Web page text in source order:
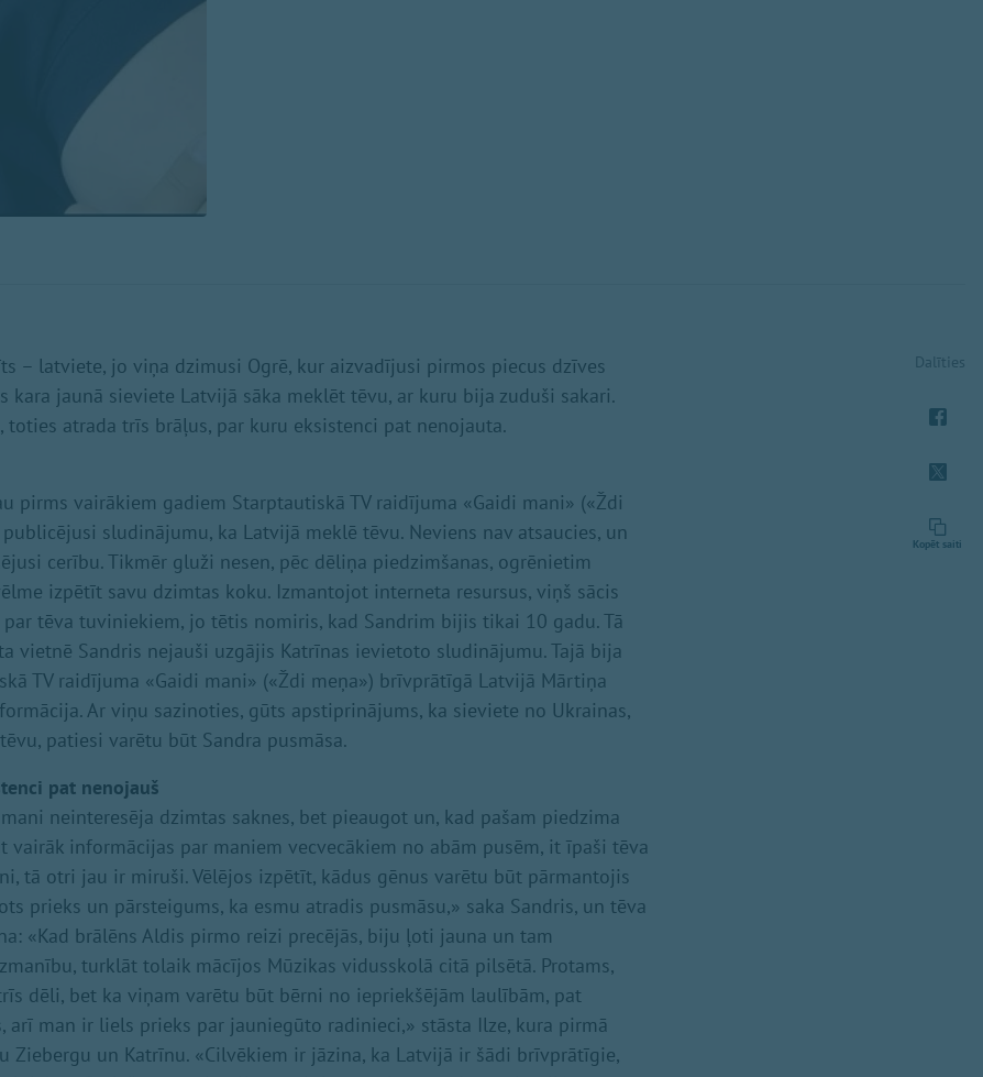
– latviete, jo viņa dzimusi Ogrē, kur aizvadījusi pirmos piecus dzīves
kara jaunā sieviete Latvijā sāka meklēt tēvu, ar kuru bija zuduši sakari.
toties atrada trīs brāļus, par kuru eksistenci pat nenojauta.
pirms vairākiem gadiem Starptautiskā TV raidījuma «Gaidi mani» («Ždi
sludinājumu, ka Latvijā meklē tēvu. Neviens nav atsaucies, un
cerību. Tikmēr gluži nesen, pēc dēliņa piedzimšanas, ogrēnietim
izpētīt savu dzimtas koku. Izmantojot interneta resursus, viņš sācis
tēva tuviniekiem, jo tētis nomiris, kad Sandrim bijis tikai 10 gadu. Tā
vietnē Sandris nejauši uzgājis Katrīnas ievietoto sludinājumu. Tajā bija
TV raidījuma «Gaidi mani» («Ždi meņa») brīvprātīgā Latvijā Mārtiņa
Ar viņu sazinoties, gūts apstiprinājums, ka sieviete no Ukrainas,
patiesi varētu būt Sandra pusmāsa.
pat nenojauš
neinteresēja dzimtas saknes, bet pieaugot un, kad pašam piedzima
vairāk informācijas par maniem vecvecākiem no abām pusēm, it īpaši tēva
tā otri jau ir miruši. Vēlējos izpētīt, kādus gēnus varētu būt pārmantojis
prieks un pārsteigums, ka esmu atradis pusmāsu,» saka Sandris, un tēva
«Kad brālēns Aldis pirmo reizi precējās, biju ļoti jauna un tam
turklāt tolaik mācījos Mūzikas vidusskolā citā pilsētā. Protams,
dēli, bet ka viņam varētu būt bērni no iepriekšējām laulībām, pat
arī man ir liels prieks par jauniegūto radinieci,» stāsta Ilze, kura pirmā
Ziebergu un Katrīnu. «Cilvēkiem ir jāzina, ka Latvijā ir šādi brīvprātīgie,
Dalīties
Kopēt saiti